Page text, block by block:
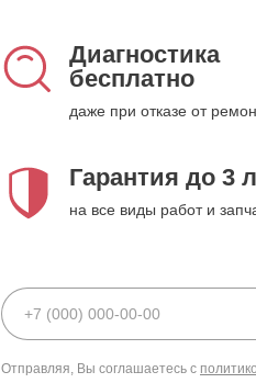
Диагностика
бесплатно
даже при отказе от
Гарантия до 3
на все виды работ и
Отправляя, Вы соглашаетесь с